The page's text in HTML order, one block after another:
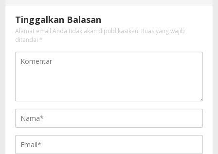
Tinggalkan Balasan
Alamat email Anda tidak akan dipublikasikan. Ruas yang wajib
ditandai *